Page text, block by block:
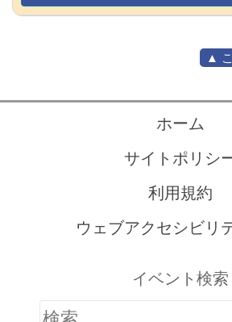
▲
ホーム
サイトポリシ
利用規約
ウェブアクセシビリ
イベント検索
検